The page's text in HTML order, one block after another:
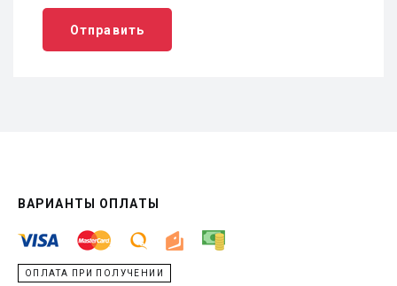
Отправить
ВАРИАНТЫ ОПЛАТЫ
ОПЛАТА ПРИ ПОЛУЧЕНИИ